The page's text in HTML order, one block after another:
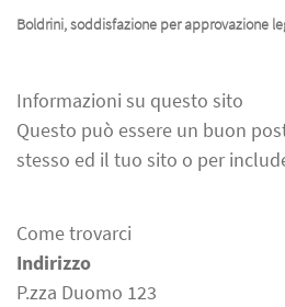
Boldrini, soddisfazione per approvazione
Informazioni su questo sito
Questo può essere un buon
stesso ed il tuo sito o per
Come trovarci
Indirizzo
P.zza Duomo 123